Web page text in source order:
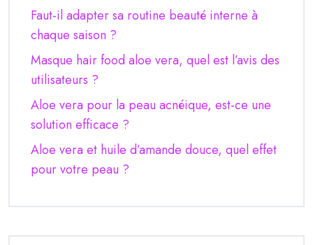
Faut-il adapter sa routine beauté interne à
chaque saison ?
Masque hair food aloe vera, quel est l’avis des
utilisateurs ?
Aloe vera pour la peau acnéique, est-ce une
solution efficace ?
Aloe vera et huile d’amande douce, quel effet
pour votre peau ?